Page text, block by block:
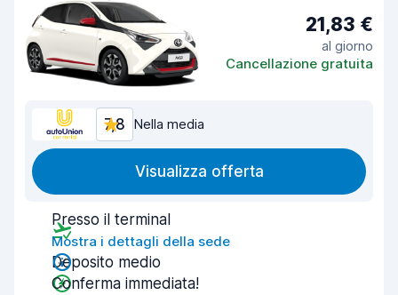
21,83 €
al giorno
Cancellazione gratuita
7,8 Nella media
Visualizza offerta
Presso il terminal
Mostra i dettagli della sede
Deposito medio
Conferma immediata!